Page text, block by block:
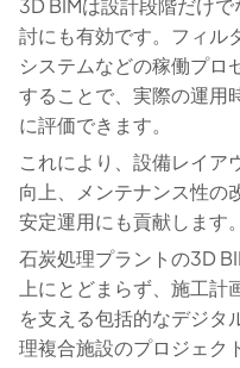
3D BIMは設計段階だけ
討にも有効です。フィル
システムなどの稼働プロ
することで、実際の運用
に評価できます。
これにより、設備レイア
向上、メンテナンス性の
安定運用にも貢献します。
石炭処理プラントの3D
上にとどまらず、施工
を支える包括的なデジタ
理複合施設のプロジェク